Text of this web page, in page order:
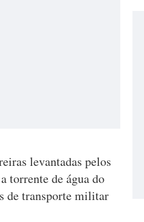
levantadas pelos
torrente de água do
de transporte militar